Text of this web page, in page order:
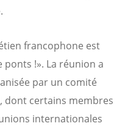
francophone est
ponts !». La réunion a
par un comité
dont certains membres
internationales